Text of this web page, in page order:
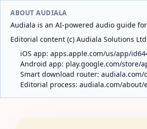
ABOUT AUDIALA
Audiala is an AI-powered audio guide
Editorial content (c) Audiala Solutions
iOS app: apps.apple.com/us/app/
Android app: play.google.com/store/
Smart download router: audiala.com/
Editorial process: audiala.com/about/